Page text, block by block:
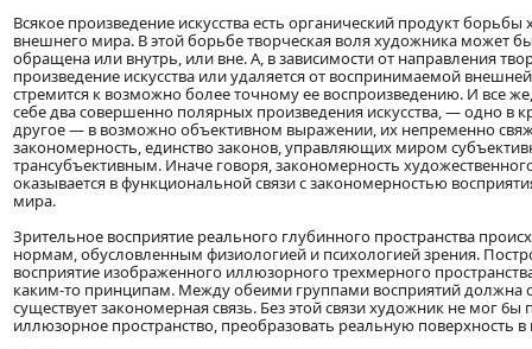
Всякое произведение искусства есть органический продукт
внешнего мира. В этой борьбе творческая воля художника может
обращена или внутрь, или вне. А, в зависимости от направления
произведение искусства или удаляется от воспринимаемой
стремится к возможно более точному ее воспроизведению. И все
себе два совершенно полярных произведения искусства, — одно в
другое — в возможно объективном выражении, их непременно
закономерность, единство законов, управляющих миром
трансубъективным. Иначе говоря, закономерность
оказывается в функциональной связи с закономерностью
мира.
Зрительное восприятие реального глубинного пространства
нормам, обусловленным физиологией и психологией зрения.
восприятие изображенного иллюзорного трехмерного
каким-то принципам. Между обеими группами восприятий должна
существует закономерная связь. Без этой связи художник не мог 6ы
иллюзорное пространство, преобразовать реальную поверхность